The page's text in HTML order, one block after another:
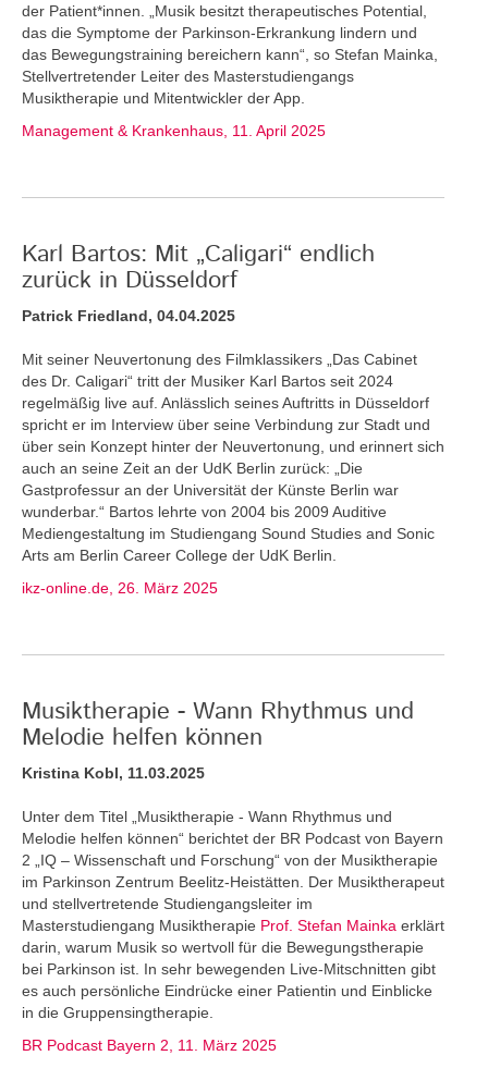
der Patient*innen. „Musik besitzt therapeutisches Potential,
das die Symptome der Parkinson-Erkrankung lindern und
das Bewegungstraining bereichern kann“, so Stefan Mainka,
Stellvertretender Leiter des Masterstudiengangs
Musiktherapie und Mitentwickler der App.
Management & Krankenhaus, 11. April 2025
Karl Bartos: Mit „Caligari“ endlich
zurück in Düsseldorf
Patrick Friedland, 04.04.2025
Mit seiner Neuvertonung des Filmklassikers „Das Cabinet
des Dr. Caligari“ tritt der Musiker Karl Bartos seit 2024
regelmäßig live auf. Anlässlich seines Auftritts in Düsseldorf
spricht er im Interview über seine Verbindung zur Stadt und
über sein Konzept hinter der Neuvertonung, und erinnert sich
auch an seine Zeit an der UdK Berlin zurück: „Die
Gastprofessur an der Universität der Künste Berlin war
wunderbar.“ Bartos lehrte von 2004 bis 2009 Auditive
Mediengestaltung im Studiengang Sound Studies and Sonic
Arts am Berlin Career College der UdK Berlin.
ikz-online.de, 26. März 2025
Musiktherapie - Wann Rhythmus und
Melodie helfen können
Kristina Kobl, 11.03.2025
Unter dem Titel „Musiktherapie - Wann Rhythmus und
Melodie helfen können“ berichtet der BR Podcast von Bayern
2 „IQ – Wissenschaft und Forschung“ von der Musiktherapie
im Parkinson Zentrum Beelitz-Heistätten. Der Musiktherapeut
und stellvertretende Studiengangsleiter im
Masterstudiengang Musiktherapie Prof. Stefan Mainka erklärt
darin, warum Musik so wertvoll für die Bewegungstherapie
bei Parkinson ist. In sehr bewegenden Live-Mitschnitten gibt
es auch persönliche Eindrücke einer Patientin und Einblicke
in die Gruppensingtherapie.
BR Podcast Bayern 2, 11. März 2025